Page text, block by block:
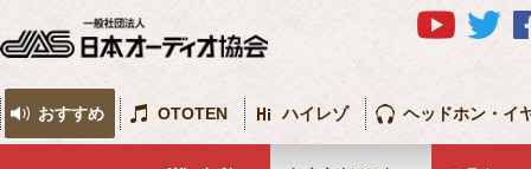
おすすめ OTOTEN ハイレゾ ヘッドホン・イ